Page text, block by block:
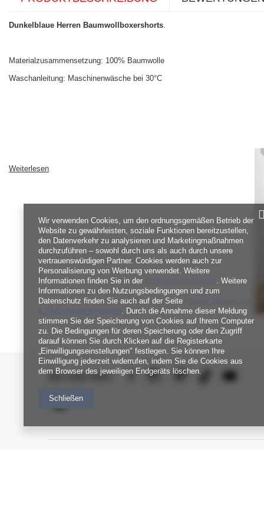
Dunkelblaue Herren Baumwollboxershorts
Materialzusammensetzung: 100% Baumwolle
Waschanleitung: Maschinenwäsche bei 30°C
Weiterlesen
SEI UNS NAH
Wir verwenden Cookies, um den ordnungsgemäßen Betrieb der
Website zu gewährleisten, soziale Funktionen bereitzustellen,
den Datenverkehr zu analysieren und Marketingmaßnahmen
durchzuführen – sowohl durch uns als auch durch unsere
vertrauenswürdigen Partner. Cookies werden auch zur
Personalisierung von Werbung verwendet. Weitere
Informationen finden Sie in der
. Weitere
Informationen zu den Nutzungsbedingungen und zum
Datenschutz finden Sie auch auf der Seite
Google Datenschutz
. Durch die Annahme dieser Meldung
stimmen Sie der Speicherung von Cookies auf Ihrem Computer
zu. Die Bedingungen für deren Speicherung oder den Zugriff
darauf können Sie durch Klicken auf die Registerkarte
„Einwilligungseinstellungen" festlegen. Sie können Ihre
Einwilligung jederzeit widerrufen, indem Sie die Cookies aus
dem Browser des jeweiligen Endgeräts löschen.
Schließen